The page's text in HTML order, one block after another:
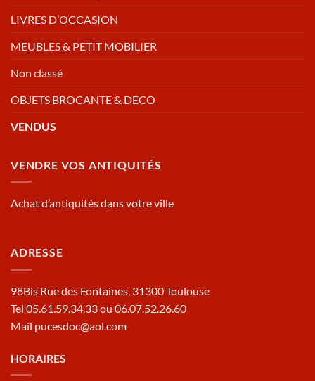
LIVRES D’OCCASION
MEUBLES & PETIT MOBILIER
Non classé
OBJETS BROCANTE & DECO
VENDUS
VENDRE VOS ANTIQUITÉS
Achat d’antiquités dans votre ville
ADRESSE
98Bis Rue des Fontaines, 31300 Toulouse
Tel 05.61.59.34.33 ou 06.07.52.26.60
Mail pucesdoc@aol.com
HORAIRES